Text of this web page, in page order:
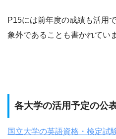
P15には前年度の成績も活用
象外であることも書かれてい
各大学の活用予定の公
国立大学の英語資格・検定試